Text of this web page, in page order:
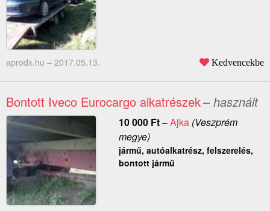
aprodx.hu – 2017.05.13. Kedvencekbe
Bontott Iveco Eurocargo alkatrészek– használt
10 000 Ft–Ajka(Veszprém
megye)
jármű, autóalkatrész, felszerelés,
bontott jármű